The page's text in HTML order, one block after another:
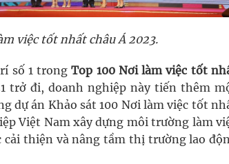
việc tốt nhất châu Á 2023.
số 1 trongTop 100 Nơi làm việc tốt
trở đi, doanh nghiệp này tiến thêm
dự án Khảo sát 100 Nơi làm việc tốt
Việt Nam xây dựng môi trường làm
cải thiện và nâng tầm thị trường lao